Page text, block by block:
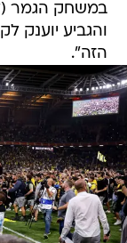
במשחק הגמר
והגביע
הזה".